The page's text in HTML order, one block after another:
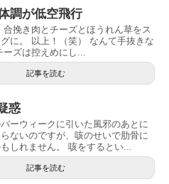
調が低空飛行
合挽き肉とチーズとほうれん草をス
に。 以上！（笑） なんて手抜きな
ーズは控えめにし...
記事を読む
惑
ーウィークに引いた風邪のあとに
ないのですが、咳のせいで肋骨に
しれません。 咳をするとい...
記事を読む